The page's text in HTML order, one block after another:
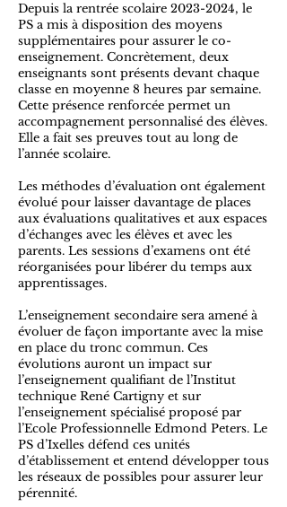
Depuis la rentrée scolaire 2023-2024, le
PS a mis à disposition des moyens
supplémentaires pour assurer le co-
enseignement. Concrètement, deux
enseignants sont présents devant chaque
classe en moyenne 8 heures par semaine.
Cette présence renforcée permet un
accompagnement personnalisé des élèves.
Elle a fait ses preuves tout au long de
l’année scolaire.
Les méthodes d’évaluation ont également
évolué pour laisser davantage de places
aux évaluations qualitatives et aux espaces
d’échanges avec les élèves et avec les
parents. Les sessions d’examens ont été
réorganisées pour libérer du temps aux
apprentissages.
L’enseignement secondaire sera amené à
évoluer de façon importante avec la mise
en place du tronc commun. Ces
évolutions auront un impact sur
l’enseignement qualifiant de l’Institut
technique René Cartigny et sur
l’enseignement spécialisé proposé par
l’Ecole Professionnelle Edmond Peters. Le
PS d’Ixelles défend ces unités
d’établissement et entend développer tous
les réseaux de possibles pour assurer leur
pérennité.